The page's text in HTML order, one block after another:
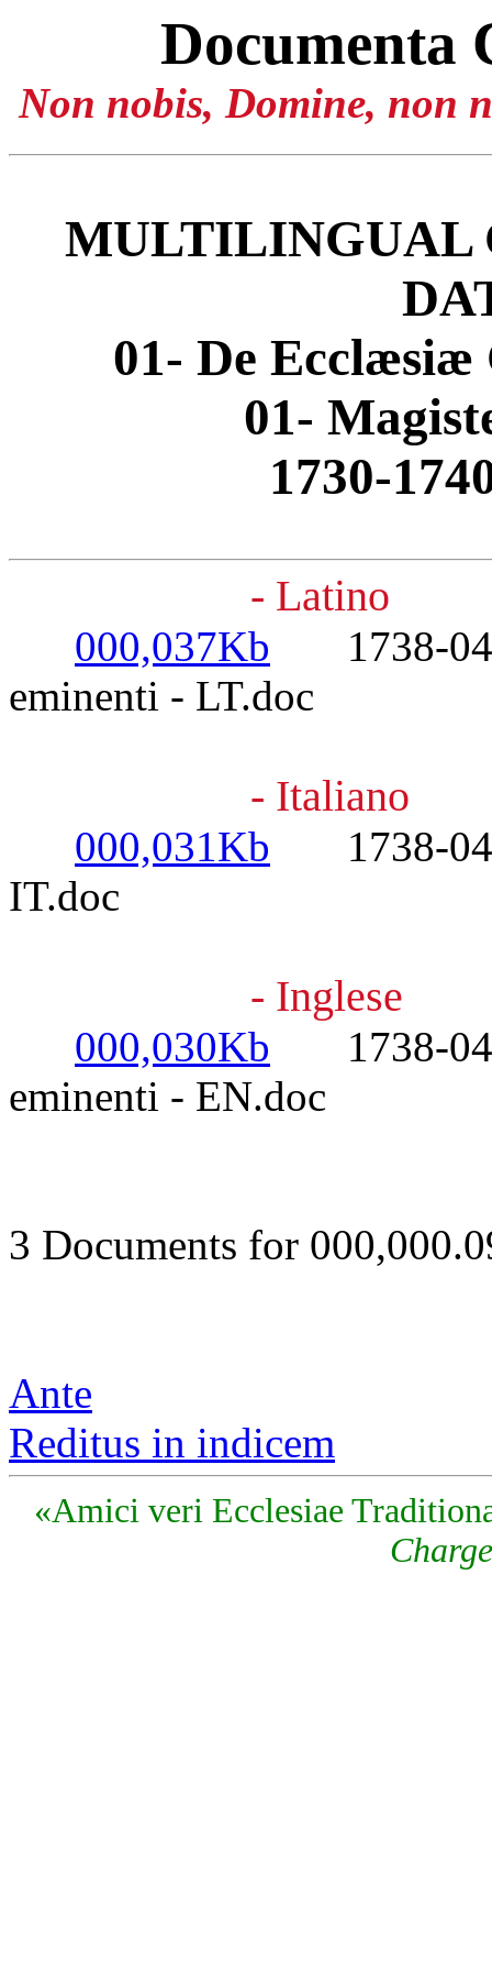
Documenta
Non nobis, Domine, non
MULTILINGUAL
01- De
01-
1730-
- Latino
000,037Kb 1738-04-
eminenti - LT.doc
- Italiano
000,031Kb 1738-04-
IT.doc
- Inglese
000,030Kb 1738-04-
eminenti - EN.doc
3 Documents for
Ante
Reditus in indicem
«Amici veri Ecclesiae